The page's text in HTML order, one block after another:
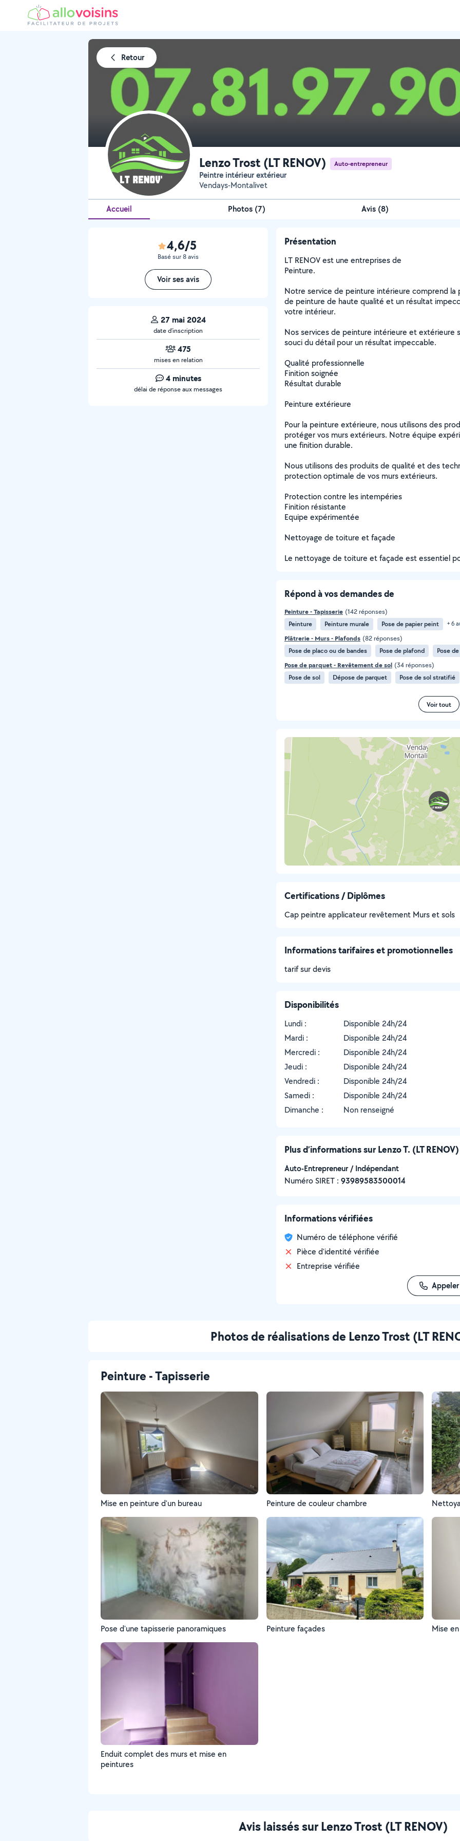
Retour
Lenzo Trost (LT RENOV) Auto-entrepreneur
Peintre intérieur extérieur
Vendays-Montalivet
Accueil Photos (7) Avis (8)
4,6/5
Basé sur 8 avis
Voir ses avis
27 mai 2024
date d’inscription
475
mises en relation
4 minutes
délai de réponse aux messages
Présentation
LT RENOV est une entreprises de
Peinture.
Notre service de peinture intérieure comprend la
de peinture de haute qualité et un résultat
votre intérieur.
Nos services de peinture intérieure et extérieure
souci du détail pour un résultat impeccable.
Qualité professionnelle
Finition soignée
Résultat durable
Peinture extérieure
Pour la peinture extérieure, nous utilisons des
protéger vos murs extérieurs. Notre équipe
une finition durable.
Nous utilisons des produits de qualité et des
protection optimale de vos murs extérieurs.
Protection contre les intempéries
Finition résistante
Equipe expérimentée
Nettoyage de toiture et façade
Le nettoyage de toiture et façade est essentiel
Répond à vos demandes de
Peinture - Tapisserie (142 réponses)
Peinture
Peinture murale Pose de papier peint + 6
Plâtrerie - Murs - Plafonds (82 réponses)
Pose de placo ou de bandes
Pose de plafond
Pose
Pose de parquet - Revêtement de sol (34 réponses)
Pose de sol
Dépose de parquet Pose de sol stratifié
Voir tout
Certifications / Diplômes
Cap peintre applicateur revêtement Murs et sols
Informations tarifaires et promotionnelles
tarif sur devis
Disponibilités
Lundi :
Disponible 24h/24
Mardi :
Disponible 24h/24
Mercredi :
Disponible 24h/24
Jeudi :
Disponible 24h/24
Vendredi :
Disponible 24h/24
Samedi :
Disponible 24h/24
Dimanche :
Non renseigné
Plus d’informations sur Lenzo T. (LT RENOV)
Auto-Entrepreneur / Indépendant
Numéro SIRET : ‍93989583500014
Informations vérifiées
Numéro de téléphone vérifié
Pièce d'identité vérifiée
Entreprise vérifiée
Appeler
Photos de réalisations de Lenzo Trost (LT
Peinture - Tapisserie
Mise en peinture d'un bureau Peinture de couleur chambre
Pose d'une tapisserie panoramiques Peinture façades Mise
Enduit complet des murs et mise en
peintures
Avis laissés sur Lenzo Trost (LT RENOV)